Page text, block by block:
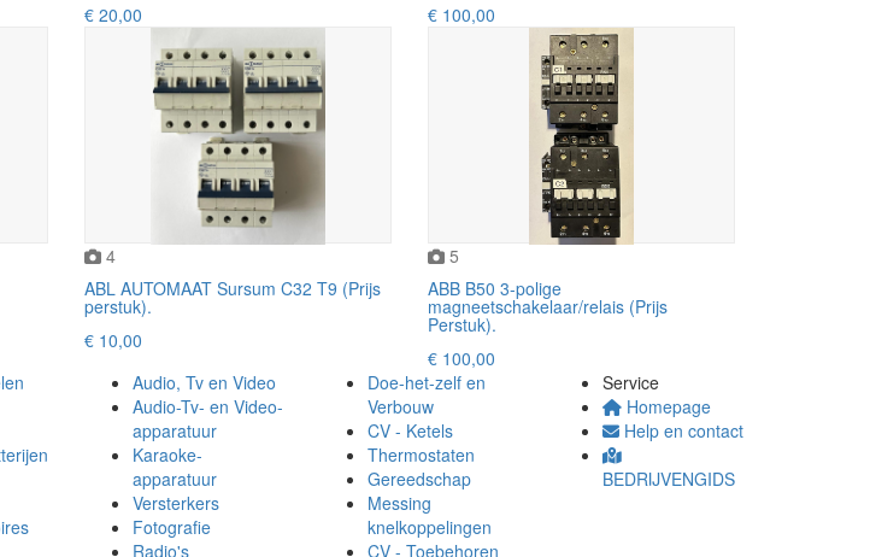
€ 20,00
€ 100,00
4
ABL AUTOMAAT Sursum C32 T9 (Prijs
perstuk).
€ 10,00
5
ABB B50 3-polige
magneetschakelaar/relais (Prijs
Perstuk).
€ 100,00
Audio, Tv en Video
Audio-Tv- en Video-
apparatuur
Karaoke-
apparatuur
Versterkers
Fotografie
Radio's
Doe-het-zelf en
Verbouw
CV - Ketels
Thermostaten
Gereedschap
Messing
knelkoppelingen
CV - Toebehoren
Service
Homepage
Help en contact
BEDRIJVENGIDS